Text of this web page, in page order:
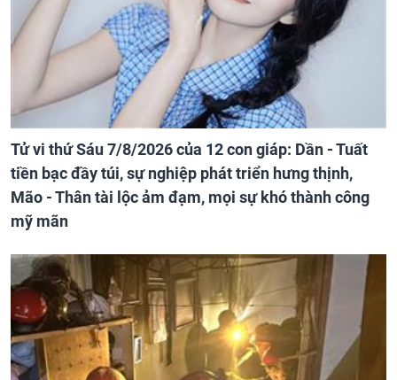
Tử vi thứ Sáu 7/8/2026 của 12 con giáp: Dần - Tuất
tiền bạc đầy túi, sự nghiệp phát triển hưng thịnh,
Mão - Thân tài lộc ảm đạm, mọi sự khó thành công
mỹ mãn